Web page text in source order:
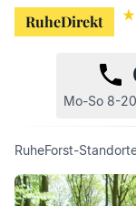
RuheDirekt
Mo-So 8-
RuheDirekt
RuheForst-